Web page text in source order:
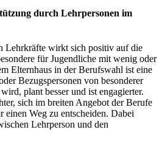
durch Lehrpersonen im
Lehrkräfte wirkt sich positiv auf die
für Jugendliche mit wenig oder
Elternhaus in der Berufswahl ist eine
Bezugspersonen von besonderer
plant besser und ist engagierter.
sich im breiten Angebot der Berufe
einen Weg zu entscheiden. Dabei
Lehrperson und den